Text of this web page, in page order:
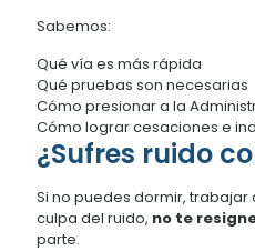
Sabemos:
Qué vía es más rápida
Qué pruebas son necesarias
Cómo presionar a la
Cómo lograr cesaciones e
¿Sufres ruido
Si no puedes dormir,
culpa del ruido, no te
parte.